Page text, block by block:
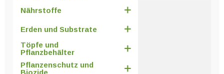
Nährstoffe
Erden und Substrate
Töpfe und
Pflanzbehälter
Pflanzenschutz und